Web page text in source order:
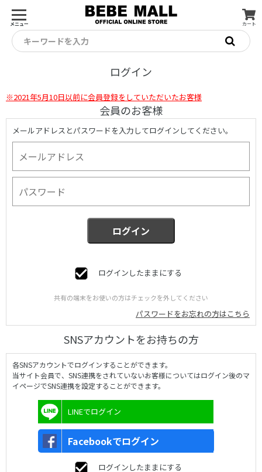
メニュー カート
キーワードを入力
ログイン
※2021年5月10日以前に会員登録をしていただいたお客様
会員のお客様
メールアドレスとパスワードを入力してログインしてください。
ログインしたままにする
共有の端末をお使いの方はチェックを外してください
パスワードをお忘れの方はこちら
SNSアカウントをお持ちの方
各SNSアカウントでログインすることができます。
当サイト会員で、SNS連携をされていないお客様についてはログイン後のマ
イページでSNS連携を設定することができます。
LINEでログイン
Facebookでログイン
ログインしたままにする